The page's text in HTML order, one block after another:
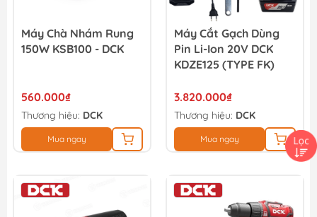
Máy Chà Nhám Rung
150W KSB100 - DCK
560.000₫
Thương hiệu: DCK
Mua ngay
Máy Cắt Gạch Dùng
Pin Li-Ion 20V DCK
KDZE125 (TYPE FK)
3.820.000₫
Thương hiệu: DCK
Mua ngay